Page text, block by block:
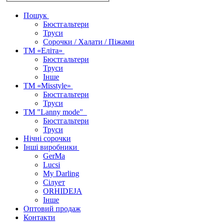
Пошук
Бюстгальтери
Труси
Сорочки / Халати / Піжами
ТМ «Еліта»
Бюстгальтери
Труси
Інше
ТМ «Misstyle»
Бюстгальтери
Труси
ТМ "Lanny mode"
Бюстгальтери
Труси
Нічні сорочки
Інші виробники
GerMa
Lucsi
My Darling
Сілует
ORHIDEJA
Інше
Оптовий продаж
Контакти